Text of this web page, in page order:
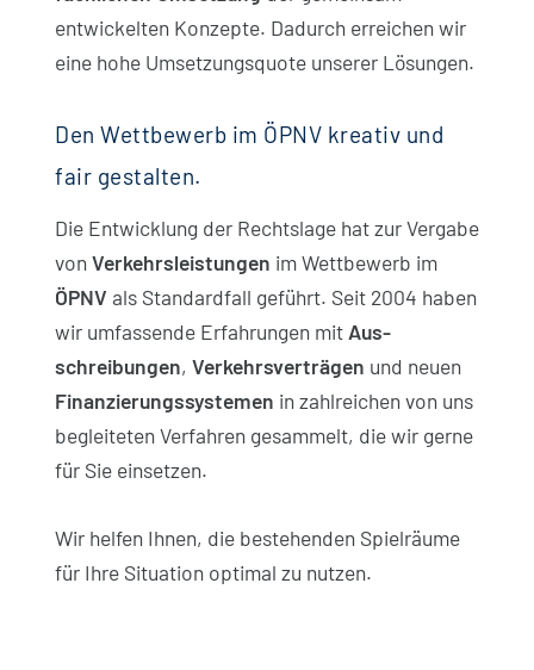
entwickelten Konzepte. Dadurch erreichen wir
eine hohe Umsetzungsquote unserer Lösungen.
Den Wettbewerb im ÖPNV kreativ und
fair gestalten.
Die Entwicklung der Rechtslage hat zur Vergabe
vonVerkehrsleistungen im Wettbewerb im
ÖPNV als Standardfall geführt. Seit 2004 haben
wir umfassende Erfahrungen mit Aus­
schreibungen, Verkehrs­verträgen und neuen
Finanzierungs­systemen in zahlreichen von uns
begleiteten Verfahren gesammelt, die wir gerne
für Sie einsetzen.
Wir helfen Ihnen, die bestehenden Spielräume
für Ihre Situation optimal zu nutzen.